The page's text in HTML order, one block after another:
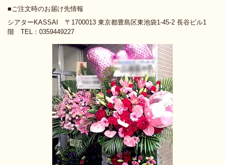
■ご注文時のお届け先情報
シアターKASSAI 〒1700013 東京都豊島区東池袋1-45-2 長谷ビル1
階 TEL：0359449227